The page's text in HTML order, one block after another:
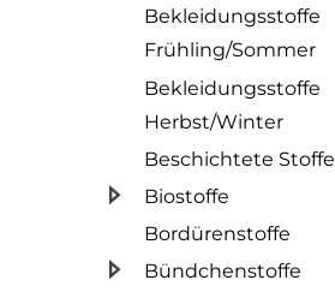
Bekleidungsstoffe
Frühling/Sommer
Bekleidungsstoffe
Herbst/Winter
Beschichtete Stoffe
Biostoffe
Bordürenstoffe
Bündchenstoffe